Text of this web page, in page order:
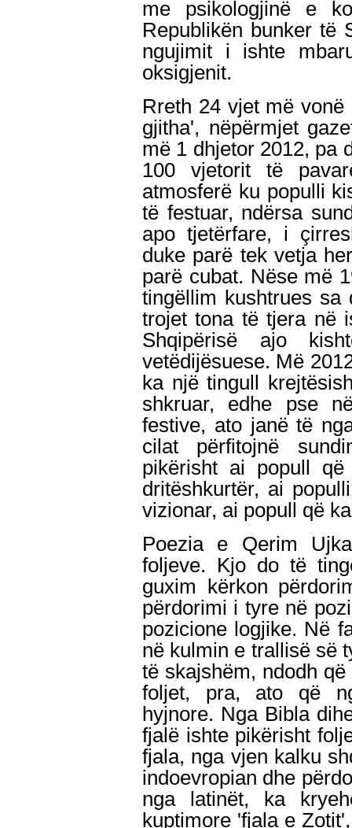
me psikologjinë e
Republikën bunker të
ngujimit i ishte
oksigjenit.
Rreth 24 vjet më
gjitha', nëpërmjet
më 1 dhjetor 2012, pa
100 vjetorit të
atmosferë ku populli
të festuar, ndërsa
apo tjetërfare, i
duke parë tek vetja
parë cubat. Nëse më
tingëllim kushtrues sa
trojet tona të tjera në
Shqipërisë ajo
vetëdijësuese. Më
ka një tingull
shkruar, edhe pse
festive, ato janë të
cilat përfitojnë
pikërisht ai popull
dritëshkurtër, ai
vizionar, ai popull që
Poezia e Qerim
foljeve. Kjo do të
guxim kërkon
përdorimi i tyre në
pozicione logjike. Në
në kulmin e trallisë së
të skajshëm, ndodh
foljet, pra, ato që
hyjnore. Nga Bibla
fjalë ishte pikërisht
fjala, nga vjen kalku
indoevropian dhe
nga latinët, ka
kuptimore 'fjala e